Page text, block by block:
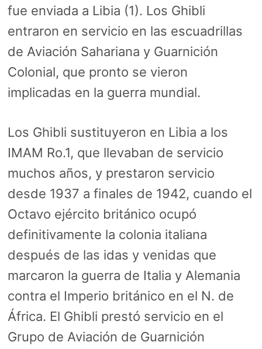
fue enviada a Libia (1). Los Ghibli
entraron en servicio en las escuadrillas
de Aviación Sahariana y Guarnición
Colonial, que pronto se vieron
implicadas en la guerra mundial.
Los Ghibli sustituyeron en Libia a los
IMAM Ro.1, que llevaban de servicio
muchos años, y prestaron servicio
desde 1937 a finales de 1942, cuando el
Octavo ejército británico ocupó
definitivamente la colonia italiana
después de las idas y venidas que
marcaron la guerra de Italia y Alemania
contra el Imperio británico en el N. de
África. El Ghibli prestó servicio en el
Grupo de Aviación de Guarnición